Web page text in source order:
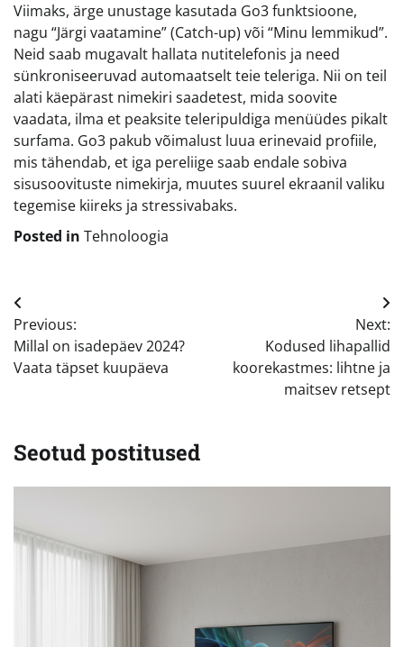
Viimaks, ärge unustage kasutada Go3 funktsioone,
nagu “Järgi vaatamine” (Catch-up) või “Minu lemmikud”.
Neid saab mugavalt hallata nutitelefonis ja need
sünkroniseeruvad automaatselt teie teleriga. Nii on teil
alati käepärast nimekiri saadetest, mida soovite
vaadata, ilma et peaksite teleripuldiga menüüdes pikalt
surfama. Go3 pakub võimalust luua erinevaid profiile,
mis tähendab, et iga pereliige saab endale sobiva
sisusoovituste nimekirja, muutes suurel ekraanil valiku
tegemise kiireks ja stressivabaks.
Posted in Tehnoloogia
Navigeerimine
Previous:
Millal on isadepäev 2024?
Vaata täpset kuupäeva
Next:
Kodused lihapallid
koorekastmes: lihtne ja
maitsev retsept
Seotud postitused